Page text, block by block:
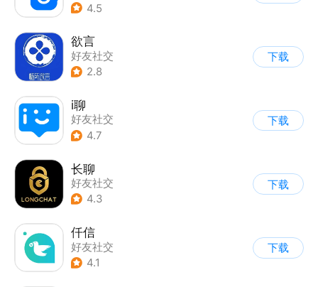
4.5
欲言
好友社交
2.8
下载
i聊
好友社交
4.7
下载
长聊
好友社交
4.3
下载
仟信
好友社交
4.1
下载